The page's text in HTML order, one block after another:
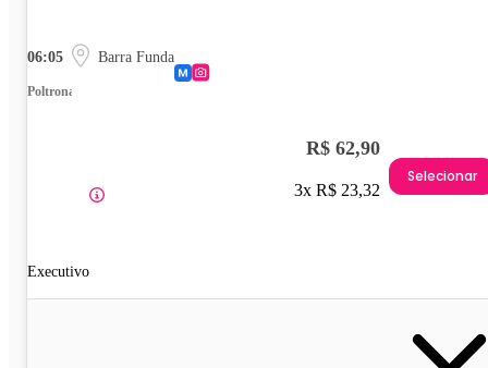
06:05 Barra Funda
Poltrona
Executivo
R$ 62,90
3x R$ 23,32
Selecionar